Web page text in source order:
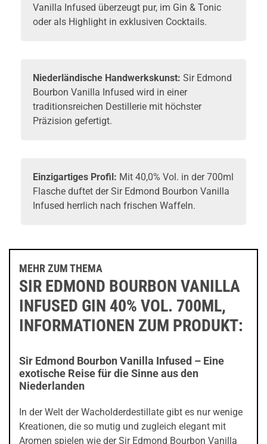
Vanilla Infused überzeugt pur, im Gin & Tonic
oder als Highlight in exklusiven Cocktails.
Niederländische Handwerkskunst: Sir Edmond
Bourbon Vanilla Infused wird in einer
traditionsreichen Destillerie mit höchster
Präzision gefertigt.
Einzigartiges Profil: Mit 40,0% Vol. in der 700ml
Flasche duftet der Sir Edmond Bourbon Vanilla
Infused herrlich nach frischen Waffeln.
MEHR ZUM THEMA
SIR EDMOND BOURBON VANILLA
INFUSED GIN 40% VOL. 700ML,
INFORMATIONEN ZUM PRODUKT:
Sir Edmond Bourbon Vanilla Infused – Eine
exotische Reise für die Sinne aus den
Niederlanden
In der Welt der Wacholderdestillate gibt es nur wenige
Kreationen, die so mutig und zugleich elegant mit
Aromen spielen wie der Sir Edmond Bourbon Vanilla